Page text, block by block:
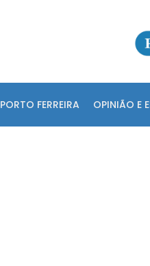
PORTO FERREIRA OPINIÃO E